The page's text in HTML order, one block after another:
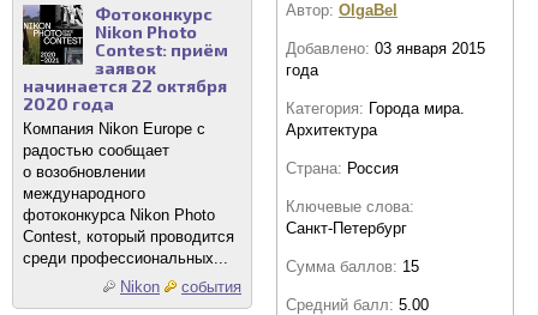
Фотоконкурс
Nikon Photo
Contest: приём
заявок
начинается 22 октября
2020 года
Компания Nikon Europe с
радостью сообщает
о возобновлении
международного
фотоконкурса Nikon Photo
Contest, который проводится
среди профессиональных...
Nikon
события
Автор: OlgaBel
Добавлено: 03 января 2015
года
Категория: Города мира.
Архитектура
Страна: Россия
Ключевые слова:
Санкт-Петербург
Сумма баллов: 15
Средний балл: 5.00